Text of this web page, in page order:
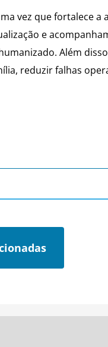
vez que fortalece a
e
Além
reduzir falhas